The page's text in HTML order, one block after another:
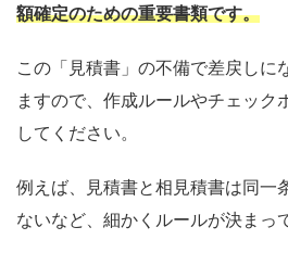
額確定のための重要書類です。
この「見積書」の不備で差戻しに
ますので、作成ルールやチェック
してください。
例えば、見積書と相見積書は同一
ないなど、細かくルールが決まっ